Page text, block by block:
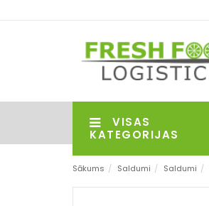
VISAS
KATEGORIJAS
Sākums / Saldumi / Saldumi /